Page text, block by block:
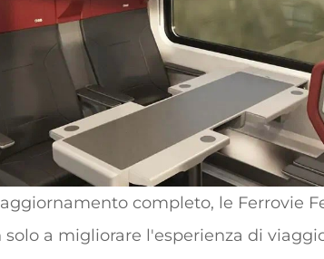
completo, le Ferrovie
a migliorare l'esperienza di